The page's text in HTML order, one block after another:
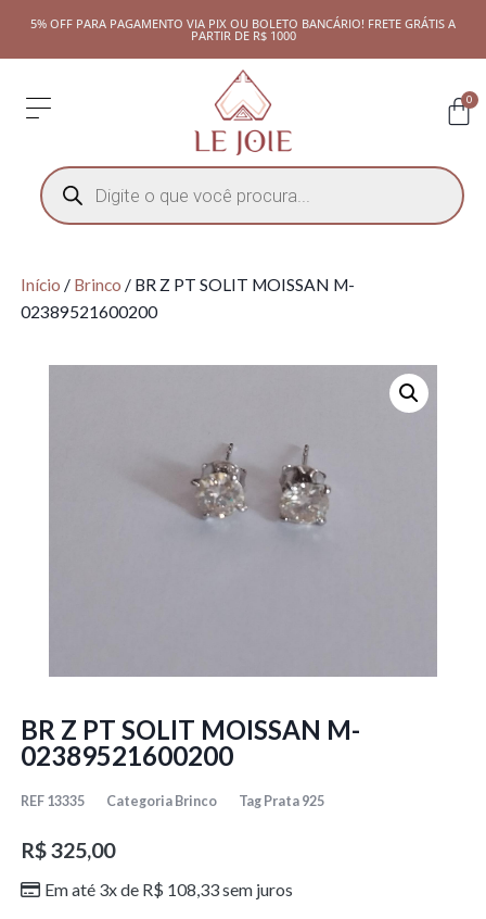
5% OFF PARA PAGAMENTO VIA PIX OU BOLETO BANCÁRIO! FRETE GRÁTIS A
PARTIR DE R$ 1000
0
Início / Brinco / BR Z PT SOLIT MOISSAN M-
02389521600200
BR Z PT SOLIT MOISSAN M-
02389521600200
REF 13335 Categoria Brinco Tag Prata 925
R$325,00
Em até 3x de R$ 108,33sem juros